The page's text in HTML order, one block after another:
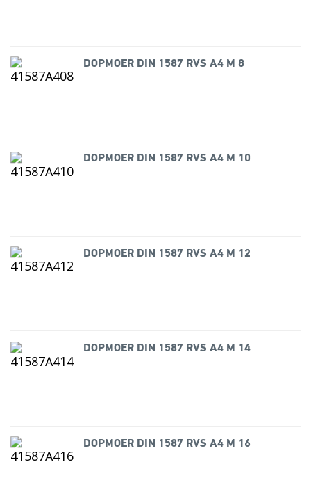
DOPMOER DIN 1587 RVS A4 M 8
DOPMOER DIN 1587 RVS A4 M 10
DOPMOER DIN 1587 RVS A4 M 12
DOPMOER DIN 1587 RVS A4 M 14
DOPMOER DIN 1587 RVS A4 M 16